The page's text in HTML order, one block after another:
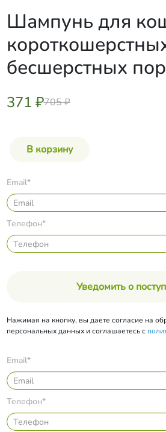
Шампунь для
бесшерстных
371 ₽705 ₽
Email*
Телефон*
Уведомить о
Нажимая на кнопку, вы даете согласие на
персональных данных и соглашаетесь с
Email*
Телефон*